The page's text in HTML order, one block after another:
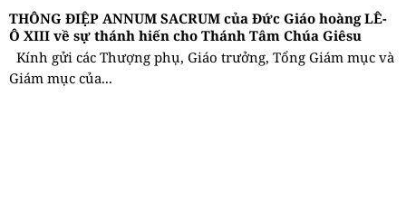
THÔNG ĐIỆP ANNUM SACRUM của Đức Giáo hoàng LÊ-
Ô XIII về sự thánh hiến cho Thánh Tâm Chúa Giêsu
Kính gửi các Thượng phụ, Giáo trưởng, Tổng Giám mục và
Giám mục của...